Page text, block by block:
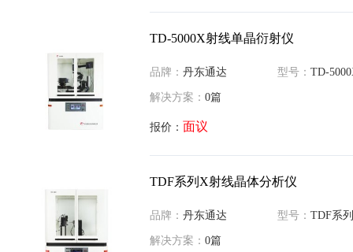
TD-5000X射线单晶衍射仪
品牌： 丹东通达 型号： TD-5000X射
解决方案： 0篇
报价： 面议
TDF系列X射线晶体分析仪
品牌： 丹东通达 型号： TDF系列X射
解决方案： 0篇